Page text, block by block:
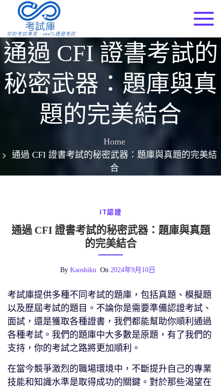
content
通過 CFI 證書考試的
秘密武器：題庫與真
題的完美結合
Home
通過 CFI 證書考試的秘密武器：題庫與真題的完美結
合
IT認證
通過 CFI 證書考試的秘密武器：題庫與真題
的完美結合
By Kaoshiku On 2024年9月10日
考試庫提供多種不同考試的題庫，包括真題、模擬題
以及歷屆考試的題目。不論你是需要準備認證考試、
面試，還是獲取各種證書，我們都能幫助你順利通過
各種考試。我們的題庫中大多數是原題，有了我們的
支持，你的考試之路將更加順利。
在當今競爭激烈的職場環境中，不斷提升自己的專業
技能和知識水準是取得成功的關鍵。對於那些渴望在